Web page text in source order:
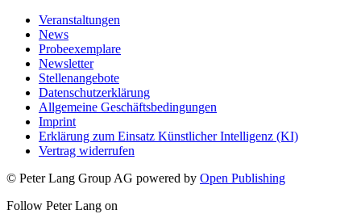
Veranstaltungen
News
Probeexemplare
Newsletter
Stellenangebote
Datenschutzerklärung
Allgemeine Geschäftsbedingungen
Imprint
Erklärung zum Einsatz Künstlicher Intelligenz (KI)
Vertrag widerrufen
© Peter Lang Group AG powered by Open Publishing
Follow Peter Lang on